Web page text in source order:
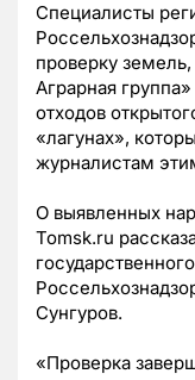
Специалисты
проверку
Аграрная
отходов
«лагунах»,
журналистам
О выявленных
Tomsk.ru
Сунгуров.
«Проверка